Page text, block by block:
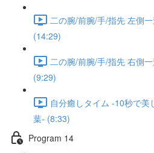
二の腕/前腕/手/指先 左側
(14:29)
二の腕/前腕/手/指先 右側
(9:29)
自分癒しタイム -10秒で
葉- (8:33)
Program 14